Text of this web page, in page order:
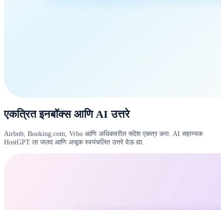
एकत्रित इनबॉक्स आणि AI उत्तरे
Airbnb, Booking.com, Vrbo आणि अधिकवरील संदेश एकत्र करा. AI सहाय्यक
HostGPT ला जलद आणि अचूक स्वयंचलित उत्तरे देऊ द्या.